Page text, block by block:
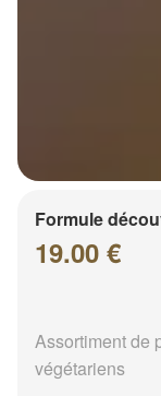
Formule
19.00 €
Assortiment de
végétariens